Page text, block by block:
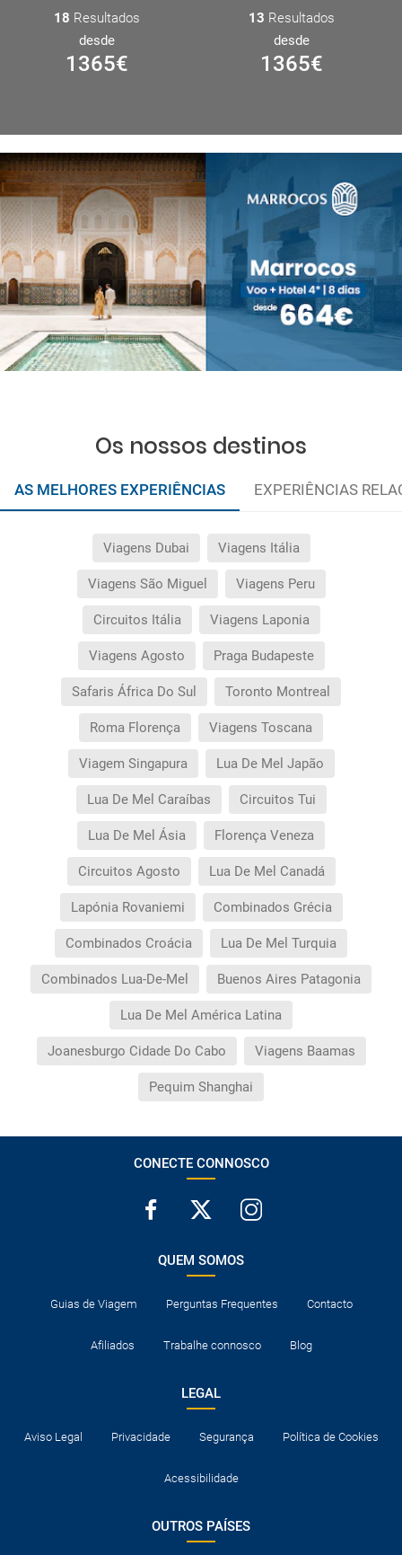
18 Resultados
desde
1365€
13 Resultados
desde
1365€
Os nossos destinos
AS MELHORES EXPERIÊNCIAS EXPERIÊNCIAS
Viagens Dubai Viagens Itália
Viagens São Miguel Viagens Peru
Circuitos Itália Viagens Laponia
Viagens Agosto Praga Budapeste
Safaris África Do Sul Toronto Montreal
Roma Florença Viagens Toscana
Viagem Singapura Lua De Mel Japão
Lua De Mel Caraíbas Circuitos Tui
Lua De Mel Ásia Florença Veneza
Circuitos Agosto Lua De Mel Canadá
Lapónia Rovaniemi Combinados Grécia
Combinados Croácia Lua De Mel Turquia
Combinados Lua-De-Mel Buenos Aires Patagonia
Lua De Mel América Latina
Joanesburgo Cidade Do Cabo Viagens Baamas
Pequim Shanghai
CONECTE CONNOSCO
QUEM SOMOS
Guias de Viagem Perguntas Frequentes Contacto
Afiliados Trabalhe connosco Blog
LEGAL
Aviso Legal Privacidade Segurança Política de Cookies
Acessibilidade
OUTROS PAÍSES